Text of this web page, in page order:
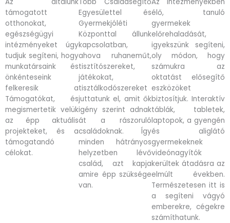
támogatott
otthonokat,
egészségügyi
intézményeket úgy
tudjuk segíteni, hogy
munkatársaink és
önkénteseink
felkeresik a
Támogatókat, és
megismertetik velük
az épp aktuális
projekteket, és a
támogatandó
célokat.
Egyesülettel és
Gyermekjóléti
Központtal állunk
kapcsolatban,
ahova ruhaneműt,
tisztítószereket,
játékokat,
tisztálkodószereket
juttatunk el, amit ők
igény szerint adnak
át a rászoruló
családoknak. Így
minden hátrányos
helyzetben lévő
család, azt kapja
amire épp szüksége
van.
élő, tanuló
gyermekek
előrehaladását,
igyekszünk segíteni,
oly módon, hogy
számukra az
oktatást elősegítő
eszközöket
biztosítjuk. Interaktív
táblák, tabletek,
laptopok, a gyengén
és aliglátó
gyermekeknek
videónagyítók
kerültek átadásra az
elmúlt években.
Természetesen itt is
a segíteni vágyó
emberekre, cégekre
számíthatunk.